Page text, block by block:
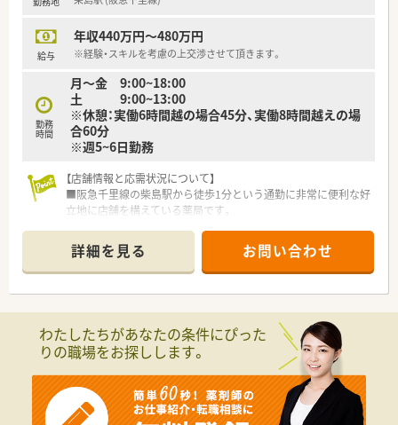
■薬剤師は常時3名から4名体制で業務を行っており、処方箋枚
数に対して人員が充実しているため余裕を持って対応できま
■医療事務が在籍しており、ピッキング業務の多くを非薬剤師が
サポートするため、服薬指導に専念できる勤務スタイルです。
■処方元の医師が夜間に発熱外来の対応をしているため、遅い時
間帯でも数名の来局があるなど地域に頼られる存在となってい
ます。
給与
年収440万円～480万円
※経験・スキルを考慮の上交渉させて頂きます。
勤務
時間
月～金 9:00~18:00
土 9:00~13:00
※休憩：実働6時間越の場合45分、実働8時間越えの場
合60分
※週5~6日勤務
【店舗情報と応需状況について】
■阪急千里線の柴島駅から徒歩1分という通勤に非常に便利な好
立地に店舗を構えている薬局です。
科目を1日50枚ほど応需します。
■薬剤師は常勤3名とパート1名の計4名体制で事務員も3名在籍
し複数名体制で勤務します。
■病院からの夜間休日対応の依頼に伴う体制強化のため柔軟に
対応できる方を急募で探しています。
■経験を活かして夜間や休日のシフトにも対応可能な意欲的な
■ チームワークを大切にし、周囲と協調しながら業務に取り組
める方を求めております。
詳細を見る お問い合わせ
わたしたちがあなたの条件にぴった
りの職場をお探しします。